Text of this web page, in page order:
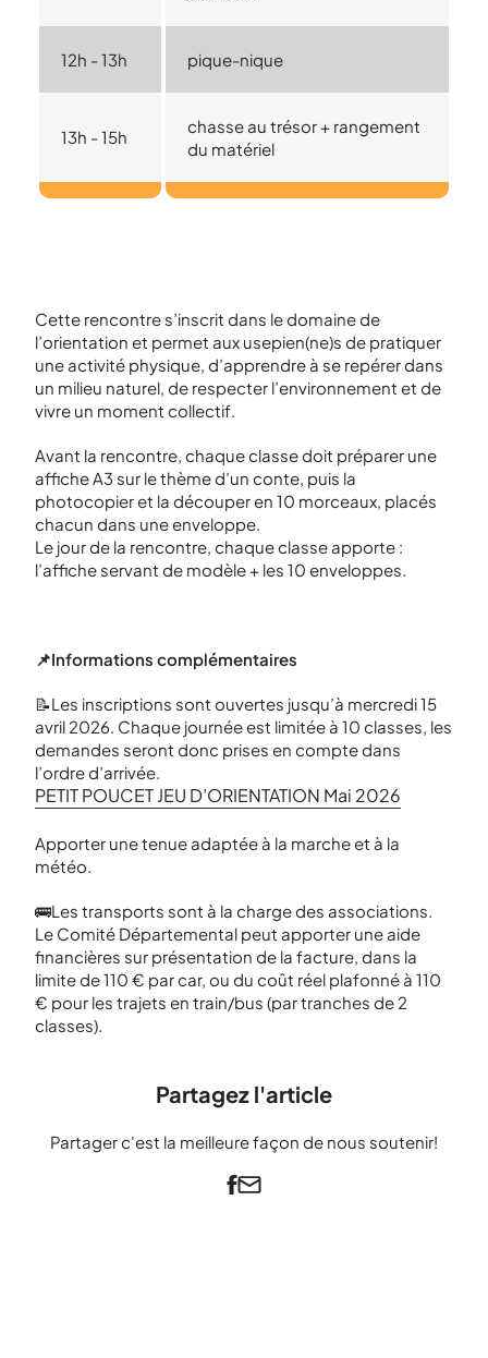
12h - 13h pique-nique
13h - 15h
chasse au trésor + rangement
du matériel
Cette rencontre s’inscrit dans le domaine de
l’orientation et permet aux usepien(ne)s de pratiquer
une activité physique, d’apprendre à se repérer dans
un milieu naturel, de respecter l’environnement et de
vivre un moment collectif.
Avant la rencontre, chaque classe doit préparer une
affiche A3 sur le thème d’un conte, puis la
photocopier et la découper en 10 morceaux, placés
chacun dans une enveloppe.
Le jour de la rencontre, chaque classe apporte :
l’affiche servant de modèle + les 10 enveloppes.
📌Informations complémentaires
📝Les inscriptions sont ouvertes jusqu’à mercredi 15
avril 2026. Chaque journée est limitée à 10 classes, les
demandes seront donc prises en compte dans
l’ordre d’arrivée.
PETIT POUCET JEU D’ORIENTATION Mai 2026
Apporter une tenue adaptée à la marche et à la
météo.
🚌Les transports sont à la charge des associations.
Le Comité Départemental peut apporter une aide
financières sur présentation de la facture, dans la
limite de 110 € par car, ou du coût réel plafonné à 110
€ pour les trajets en train/bus (par tranches de 2
classes).
Partagez l'article
Partager c'est la meilleure façon de nous soutenir!